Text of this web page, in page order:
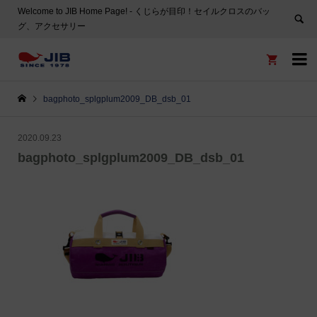
Welcome to JIB Home Page! ‐ くじらが目印！セイルクロスのバッ
グ、アクセサリー


bagphoto_splgplum2009_DB_dsb_01
2020.09.23
bagphoto_splgplum2009_DB_dsb_01